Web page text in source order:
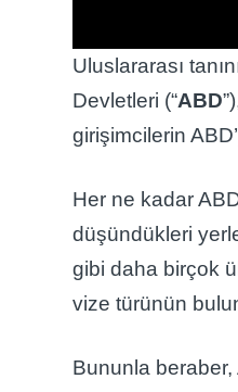
Uluslararası
Devletleri (“ABD
girişimcilerin
Her ne kadar
düşündükleri
gibi daha birçok
vize türünün
Bununla